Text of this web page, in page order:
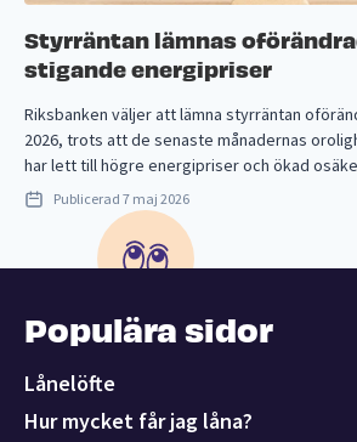
Styrräntan lämnas
stigande energipriser
Riksbanken väljer att lämna styrräntan
2026, trots att de senaste månadernas
har lett till högre energipriser och ökad
Publicerad 7 maj 2026
Populära sidor
Lånelöfte
Hur mycket får jag låna?